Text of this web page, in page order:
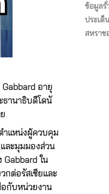
อายุ
ธานาธิบดีโดนั
ำแหน่งผู้ควบคุม
ละมุมมองส่วน
ใน
กต่อรัสเซียและ
อกับหน่วยงาน
ข้อมูลรั่
ประเด็
สหราช